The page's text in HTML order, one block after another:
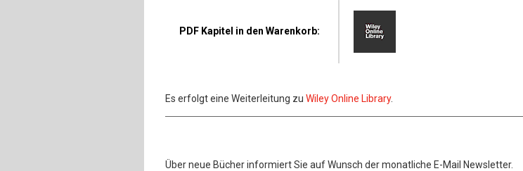
PDF Kapitel in den Warenkorb:
Es erfolgt eine Weiterleitung zuWiley Online Library.
Über neue Bücher informiert Sie auf Wunsch der monatliche E-Mail Newsletter.